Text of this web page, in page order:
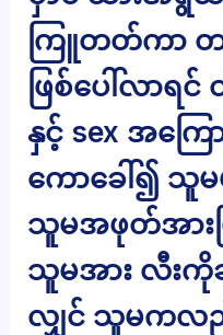
ကြူတတ်ကာ တ
ဖြစ်ပေါ်လာရင်
နှင့် sex အကြေ
ကောခေါ်၍ သူမ
သူမအဖုတ်အား
သူမအား လီးကို
လျှင် သူမကလ